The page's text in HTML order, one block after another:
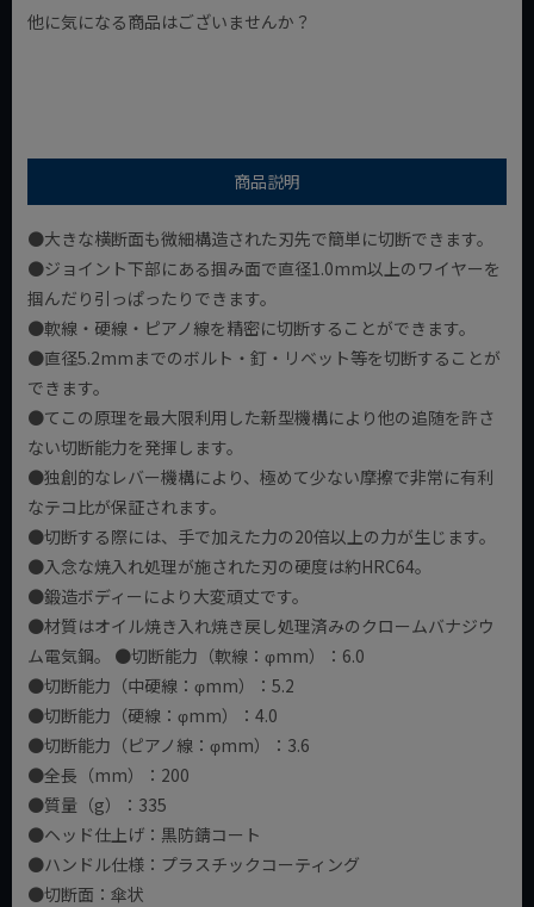
他に気になる商品はございませんか？
商品説明
●大きな横断面も微細構造された刃先で簡単に切断できます。
●ジョイント下部にある掴み面で直径1.0mm以上のワイヤーを
掴んだり引っぱったりできます。
●軟線・硬線・ピアノ線を精密に切断することができます。
●直径5.2mmまでのボルト・釘・リベット等を切断することが
できます。
●てこの原理を最大限利用した新型機構により他の追随を許さ
ない切断能力を発揮します。
●独創的なレバー機構により、極めて少ない摩擦で非常に有利
なテコ比が保証されます。
●切断する際には、手で加えた力の20倍以上の力が生じます。
●入念な焼入れ処理が施された刃の硬度は約HRC64。
●鍛造ボディーにより大変頑丈です。
●材質はオイル焼き入れ焼き戻し処理済みのクロームバナジウ
ム電気鋼。 ●切断能力（軟線：φmm）：6.0
●切断能力（中硬線：φmm）：5.2
●切断能力（硬線：φmm）：4.0
●切断能力（ピアノ線：φmm）：3.6
●全長（mm）：200
●質量（g）：335
●ヘッド仕上げ：黒防錆コート
●ハンドル仕様：プラスチックコーティング
●切断面：傘状